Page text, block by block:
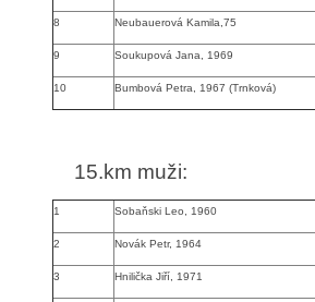
8 Neubauerová Kamila,75
9 Soukupová Jana, 1969
10 Bumbová Petra, 1967 (Trnková)
15.km muži:
1 Sobaňski Leo, 1960
2 Novák Petr, 1964
3 Hnilička Jiří, 1971